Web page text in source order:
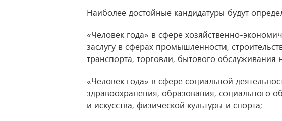
Наиболее достойные кандидатуры будут
«Человек года» в сфере хозяйственно-
заслугу в сферах промышленности,
транспорта, торговли, бытового обслуживания
«Человек года» в сфере социальной
здравоохранения, образования, социального
и искусства, физической культуры и спорта;